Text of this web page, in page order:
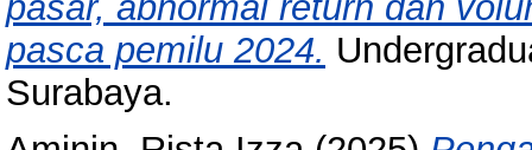
pasca pemilu 2024.
Surabaya.